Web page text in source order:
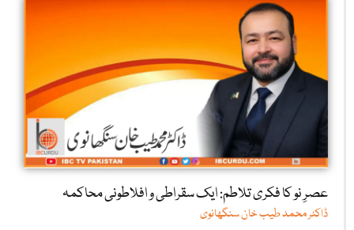
عصرِ نو کا فکری تلاطم: ایک سقراطی و افلاطونی محاکمہ
ڈاکٹر محمد طیب خان سنگھانوی